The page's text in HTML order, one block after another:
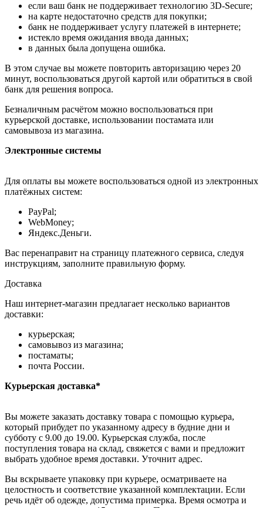
если ваш банк не поддерживает технологию 3D-Secure;
на карте недостаточно средств для покупки;
банк не поддерживает услугу платежей в интернете;
истекло время ожидания ввода данных;
в данных была допущена ошибка.
В этом случае вы можете повторить авторизацию через 20
минут, воспользоваться другой картой или обратиться в свой
банк для решения вопроса.
Безналичным расчётом можно воспользоваться при
курьерской доставке, использовании постамата или
самовывоза из магазина.
Электронные системы
Для оплаты вы можете воспользоваться одной из электронных
платёжных систем:
PayPal;
WebMoney;
Яндекс.Деньги.
Вас перенаправит на страницу платежного сервиса, следуя
инструкциям, заполните правильную форму.
Доставка
Наш интернет-магазин предлагает несколько вариантов
доставки:
курьерская;
самовывоз из магазина;
постаматы;
почта России.
Курьерская доставка*
Вы можете заказать доставку товара с помощью курьера,
который прибудет по указанному адресу в будние дни и
субботу с 9.00 до 19.00. Курьерская служба, после
поступления товара на склад, свяжется с вами и предложит
выбрать удобное время доставки. Уточнит адрес.
Вы вскрываете упаковку при курьере, осматриваете на
целостность и соответствие указанной комплектации. Если
речь идёт об одежде, допустима примерка. Время осмотра и